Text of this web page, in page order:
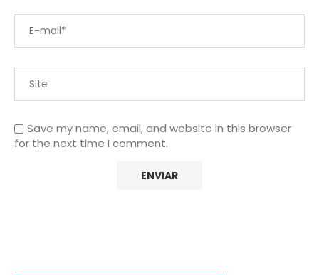
Save my name, email, and website in this browser
for the next time I comment.